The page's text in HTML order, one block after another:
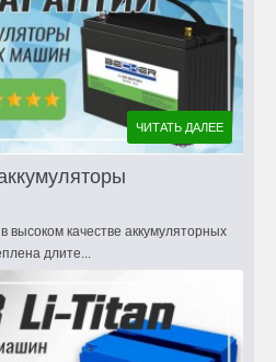
ЧИТАТЬ ДАЛЕЕ
высоком качестве аккумуляторных
длите...